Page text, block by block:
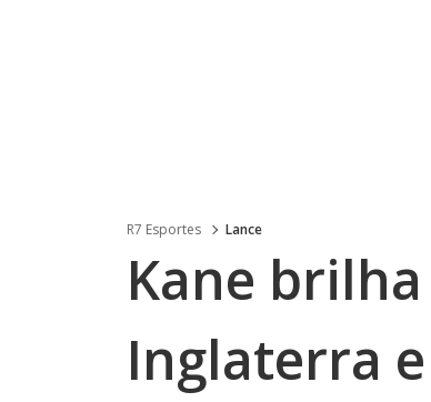
R7 Esportes Lance
Kane
Inglaterra